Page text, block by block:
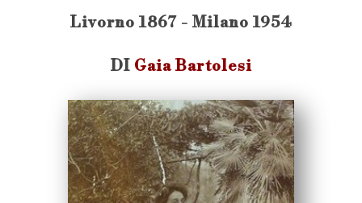
Livorno 1867 - Milano 1954
DI Gaia Bartolesi